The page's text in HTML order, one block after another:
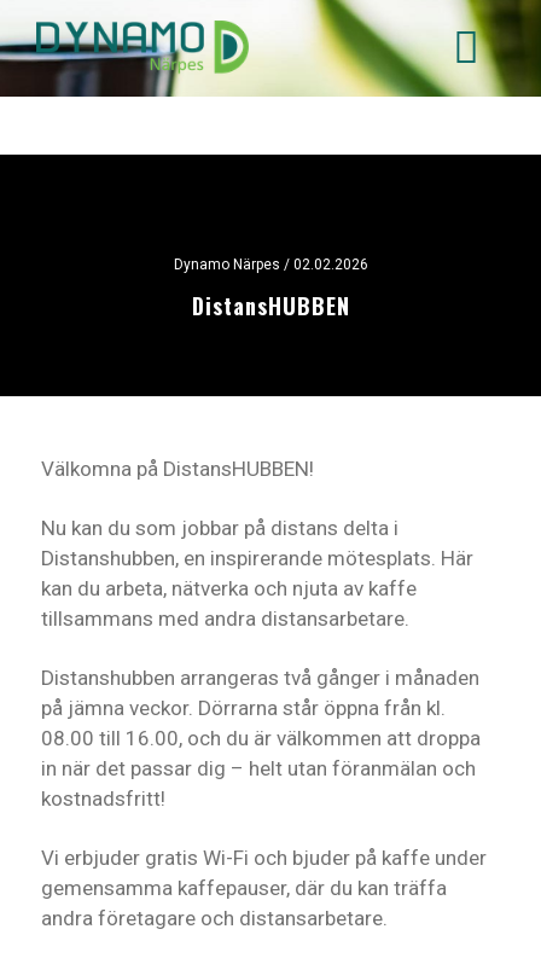
Hoppa
huvudinnehåll
Dynamo Närpes / 02.02.2026
DistansHUBBEN
Välkomna på DistansHUBBEN!
Nu kan du som jobbar på distans delta i
Distanshubben, en inspirerande mötesplats. Här
kan du arbeta, nätverka och njuta av kaffe
tillsammans med andra distansarbetare.
Distanshubben arrangeras två gånger i månaden
på jämna veckor. Dörrarna står öppna från kl.
08.00 till 16.00, och du är välkommen att droppa
in när det passar dig – helt utan föranmälan och
kostnadsfritt!
Vi erbjuder gratis Wi-Fi och bjuder på kaffe under
gemensamma kaffepauser, där du kan träffa
andra företagare och distansarbetare.